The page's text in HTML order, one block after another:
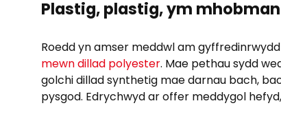
Plastig, plastig, ym mhobman
Roedd yn amser meddwl am
mewn dillad polyester. Mae pethau sydd
golchi dillad synthetig mae darnau bach,
pysgod. Edrychwyd ar offer meddygol